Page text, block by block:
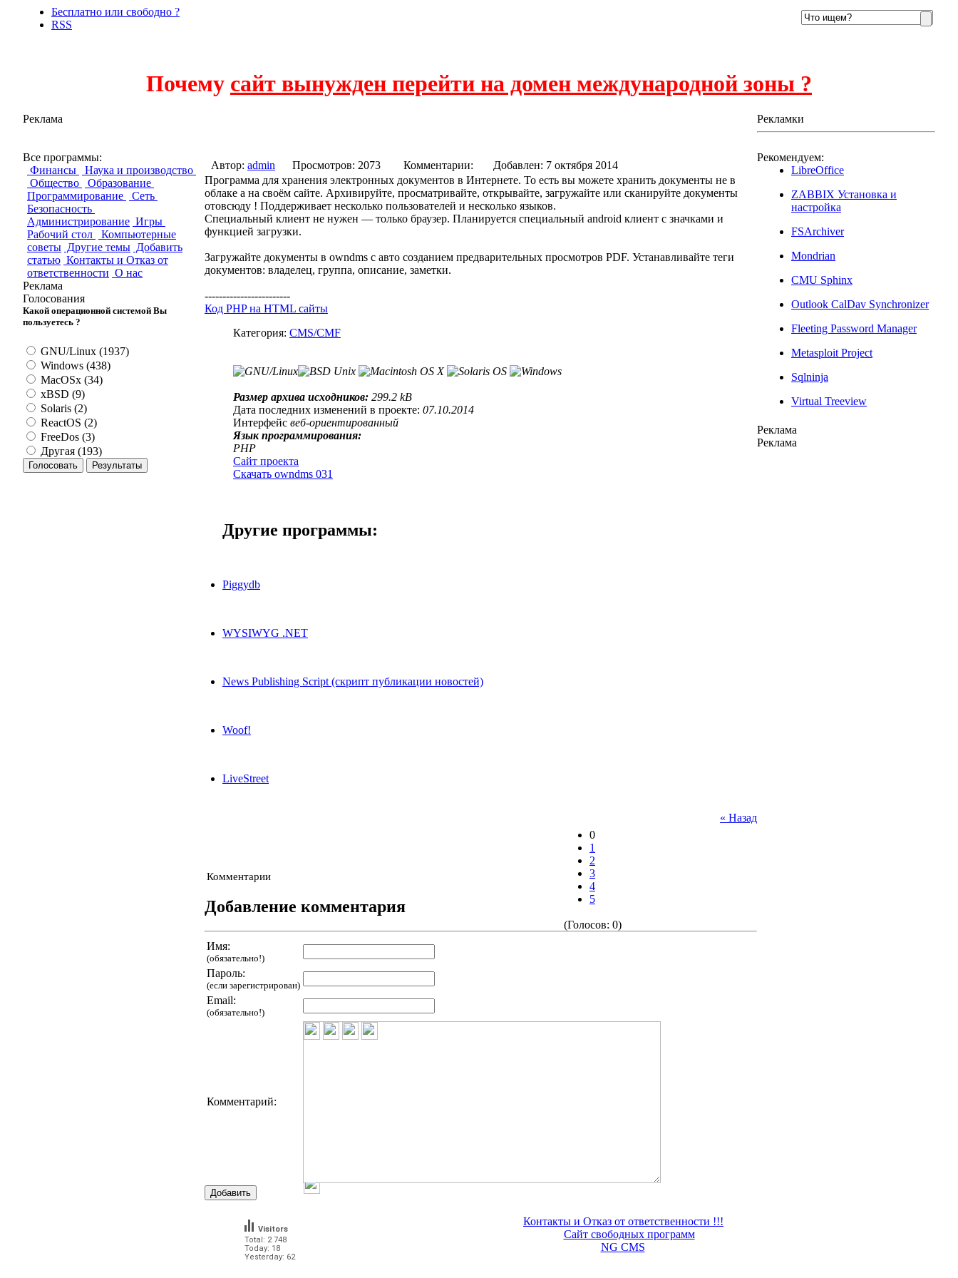
Бесплатно или свободно ?
RSS
Почему сайт вынужден перейти на домен международной зоны ?
Реклама
Все программы:
Финансы
Наука и производство
Общество
Образование
Программирование
Сеть
Безопасность
Администрирование Игры
Рабочий стол
Компьютерные
советы Другие темы Добавить
статью Контакты и Отказ от
ответственности О нас
Реклама
Голосования
Какой операционной системой Вы
пользуетесь ?
GNU/Linux (1937)
Windows (438)
MacOSx (34)
xBSD (9)
Solaris (2)
ReactOS (2)
FreeDos (3)
Другая (193)
Автор: admin Просмотров: 2073 Комментарии:
Добавлен: 7 октября 2014
Программа для хранения электронных документов в Интернете. То есть вы можете хранить документы не в
облаке а на своём сайте. Архивируйте, просматривайте, открывайте, загружайте или сканируйте документы
отовсюду ! Поддерживает несколько пользователей и несколько языков.
Специальный клиент не нужен — только браузер. Планируется специальный android клиент с значками и
функцией загрузки.
Загружайте документы в owndms с авто созданием предварительных просмотров PDF. Устанавливайте теги
документов: владелец, группа, описание, заметки.
------------------------
Код PHP на HTML сайты
Категория: CMS/CMF
Размер архива исходников: 299.2 kB
Дата последних изменений в проекте: 07.10.2014
Интерфейс веб-ориентированный
Язык программирования:
PHP
Сайт проекта
Скачать owndms 031
Другие программы:
Piggydb
WYSIWYG .NET
News Publishing Script (скрипт публикации новостей)
Woof!
LiveStreet
0
1
2
3
4
5
(Голосов: 0)
« Назад
Комментарии
Добавление комментария
Имя:
(обязательно!)
Пароль:
(если зарегистрирован)
Email:
(обязательно!)
Комментарий:
Рекламки
Рекомендуем:
LibreOffice
ZABBIX Установка и
настройка
FSArchiver
Mondrian
CMU Sphinx
Outlook CalDav Synchronizer
Fleeting Password Manager
Metasploit Project
Sqlninja
Virtual Treeview
Реклама
Реклама
Total: 2 748
Today: 18
Yesterday: 62
Visitors
Контакты и Отказ от ответственности !!!
Сайт свободных программ
NG CMS